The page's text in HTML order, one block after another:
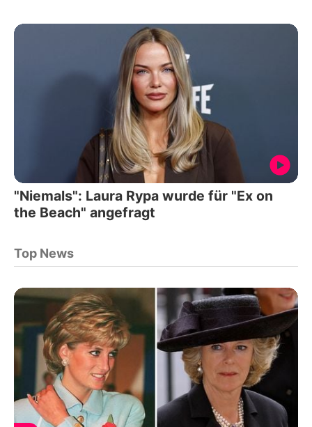
"Niemals": Laura Rypa wurde für "Ex on
the Beach" angefragt
Top News